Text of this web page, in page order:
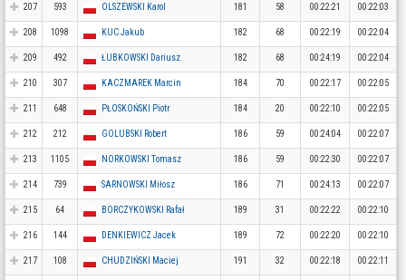
207 593 OLSZEWSKI Karol 181 58 00:22:21 00:22:03
208 1098 KUC Jakub 182 68 00:22:19 00:22:04
209 492 ŁUBKOWSKI Dariusz 182 68 00:24:19 00:22:04
210 307 KACZMAREK Marcin 184 70 00:22:17 00:22:05
211 648 PŁOSKOŃSKI Piotr 184 20 00:22:10 00:22:05
212 212 GOLUBSKI Robert 186 59 00:24:04 00:22:07
213 1105 NORKOWSKI Tomasz 186 59 00:22:30 00:22:07
214 739 SARNOWSKI Miłosz 186 71 00:24:13 00:22:07
215 64 BORCZYKOWSKI Rafał 189 31 00:22:22 00:22:10
216 144 DENKIEWICZ Jacek 189 72 00:22:20 00:22:10
217 108 CHUDZIŃSKI Maciej 191 32 00:22:18 00:22:11